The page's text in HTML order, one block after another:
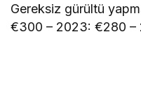
Gereksiz gürültü
€300 – 2023: €280 –